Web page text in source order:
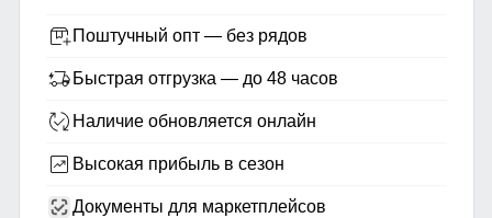
Поштучный опт — без рядов
Быстрая отгрузка — до 48 часов
Наличие обновляется онлайн
Высокая прибыль в сезон
Документы для маркетплейсов